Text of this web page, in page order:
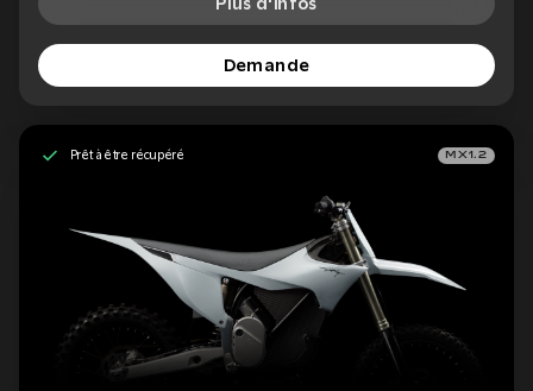
Demande
Prêt à être récupéré MX1.2